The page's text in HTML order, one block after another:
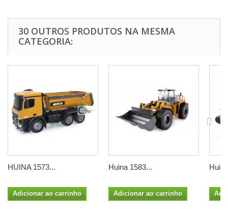
30 OUTROS PRODUTOS NA MESMA
CATEGORIA:
HUINA 1573...
Adicionar ao carrinho
Huina 1583...
Adicionar ao carrinho